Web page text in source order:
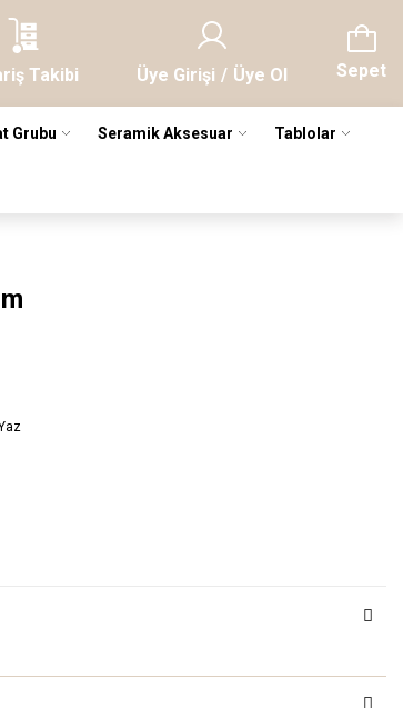
Takibi Üye Girişi / Üye Ol Sepet
Grubu Seramik Aksesuar Tablolar